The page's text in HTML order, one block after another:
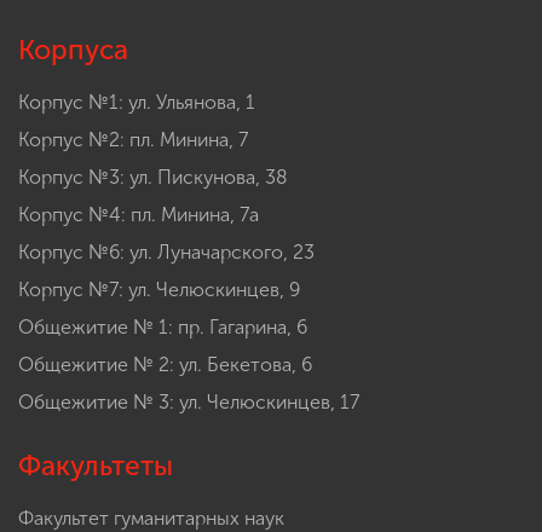
Корпуса
Корпус №1: ул. Ульянова, 1
Корпус №2: пл. Минина, 7
Корпус №3: ул. Пискунова, 38
Корпус №4: пл. Минина, 7а
Корпус №6: ул. Луначарского, 23
Корпус №7: ул. Челюскинцев, 9
Общежитие № 1: пр. Гагарина, 6
Общежитие № 2: ул. Бекетова, 6
Общежитие № 3: ул. Челюскинцев, 17
Факультеты
Факультет гуманитарных наук